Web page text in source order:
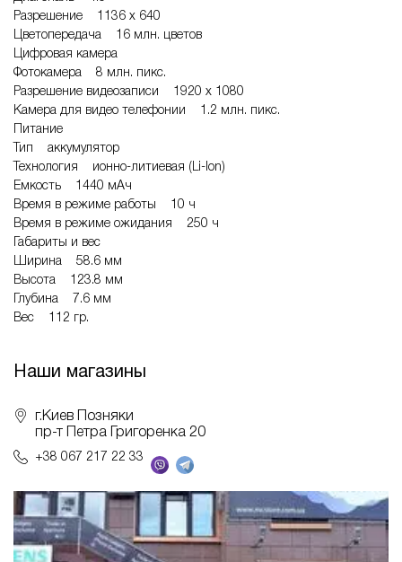
Разрешение 1136 x 640
Цветопередача 16 млн. цветов
Цифровая камера
Фотокамера 8 млн. пикс.
Разрешение видеозаписи 1920 x 1080
Камера для видео телефонии 1.2 млн. пикс.
Питание
Тип аккумулятор
Технология ионно-литиевая (Li-Ion)
Емкость 1440 мАч
Время в режиме работы 10 ч
Время в режиме ожидания 250 ч
Габариты и вес
Ширина 58.6 мм
Высота 123.8 мм
Глубина 7.6 мм
Вес 112 гр.
Наши магазины
г.Киев Позняки
пр-т Петра Григоренка 20
+38 067 217 22 33